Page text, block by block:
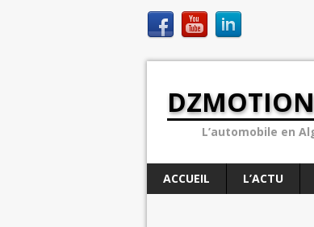
L’automobile en
ACCUEIL L’ACTU